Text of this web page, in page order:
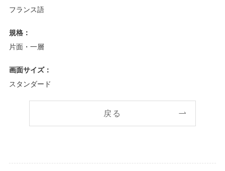
フランス語
規格：
片面・一層
画面サイズ：
スタンダード
戻る